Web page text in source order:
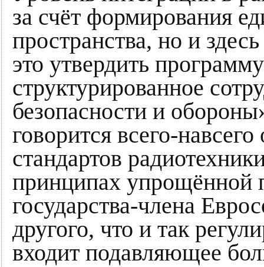
за счёт формирования
пространства, но и
это утвердить
структурированное
безопасности и
говорится всего-
стандартов
принципах упрощённой
государства-члена
другого, что и так
входит подавляющее